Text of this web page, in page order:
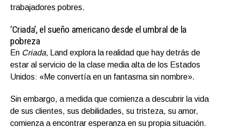
trabajadores pobres.
‘Criada’, el sueño americano desde el umbral de la
pobreza
En Criada, Land explora la realidad que hay detrás de
estar al servicio de la clase media alta de los Estados
Unidos: «Me convertía en un fantasma sin nombre».
Sin embargo, a medida que comienza a descubrir la vida
de sus clientes, sus debilidades, su tristeza, su amor,
comienza a encontrar esperanza en su propia situación.